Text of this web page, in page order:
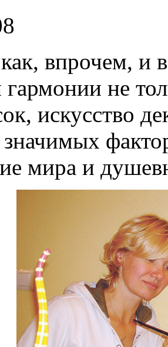
впрочем, и
гармонии не
искусство
мира и